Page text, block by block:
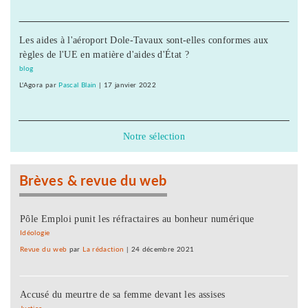
Les aides à l'aéroport Dole-Tavaux sont-elles conformes aux
règles de l'UE en matière d'aides d'État ?
blog
L'Agora par Pascal Blain 17 janvier 2022
Notre sélection
Brèves & revue du web
Pôle Emploi punit les réfractaires au bonheur numérique
Idéologie
Revue du web par La rédaction 24 décembre 2021
Accusé du meurtre de sa femme devant les assises